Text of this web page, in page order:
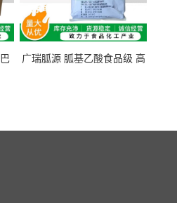
广瑞胍源 胍基乙酸食品级 高